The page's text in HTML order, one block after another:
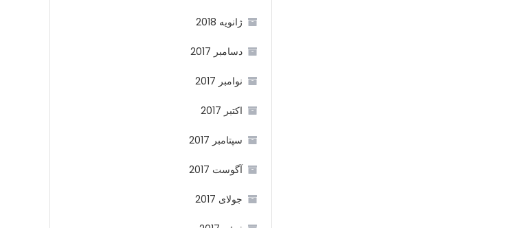
ژانویه 2018
دسامبر 2017
نوامبر 2017
اکتبر 2017
سپتامبر 2017
آگوست 2017
جولای 2017